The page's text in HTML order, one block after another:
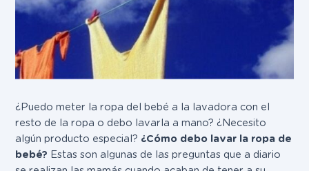
¿Puedo meter la ropa del bebé a la lavadora con el
resto de la ropa o debo lavarla a mano? ¿Necesito
algún producto especial? ¿Cómo debo lavar la ropa de
bebé? Estas son algunas de las preguntas que a diario